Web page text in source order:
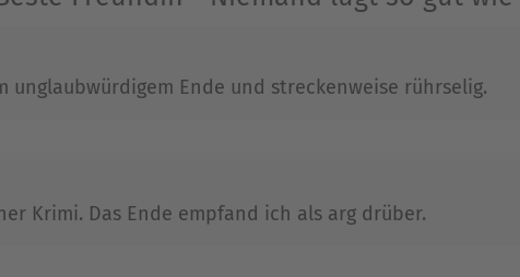
unglaubwürdigem Ende und streckenweise rührselig.
Krimi. Das Ende empfand ich als arg drüber.